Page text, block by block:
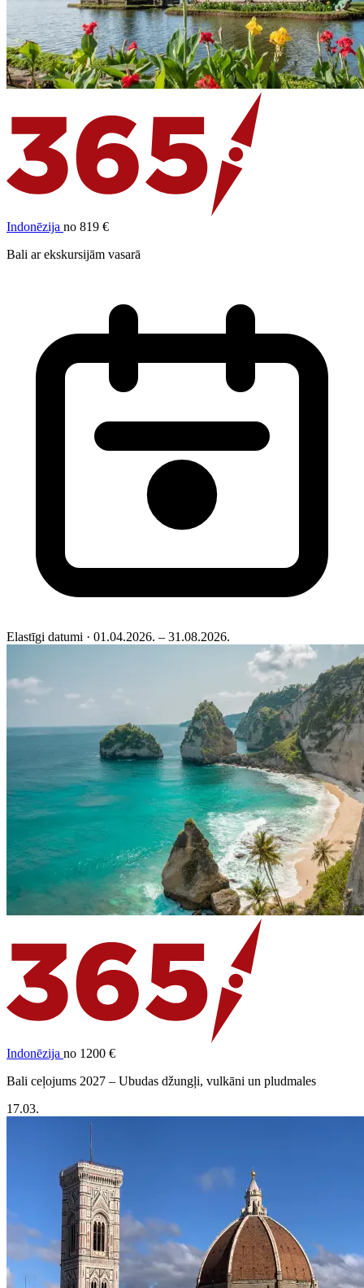
Indonēzija no 819 €
Bali ar ekskursijām vasarā
Elastīgi datumi · 01.04.2026. – 31.08.2026.
Indonēzija no 1200 €
Bali ceļojums 2027 – Ubudas džungļi, vulkāni un pludmales
17.03.